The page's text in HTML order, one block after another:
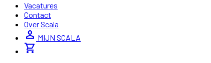
Vacatures
Contact
Over Scala
person MIJN SCALA
shopping_cart